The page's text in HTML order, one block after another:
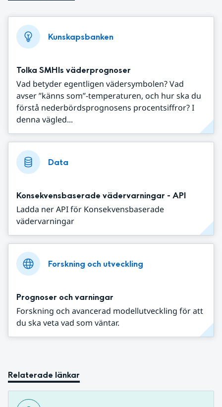
Kunskapsbanken
Tolka SMHIs väderprognoser
Vad betyder egentligen vädersymbolen? Vad
avser ”känns som”-temperaturen, och hur ska du
förstå nederbördsprognosens procentsiffror? I
denna vägled...
Data
Konsekvensbaserade vädervarningar - API
Ladda ner API för Konsekvensbaserade
vädervarningar
Forskning och utveckling
Prognoser och varningar
Forskning och avancerad modellutveckling för att
du ska veta vad som väntar.
Relaterade länkar